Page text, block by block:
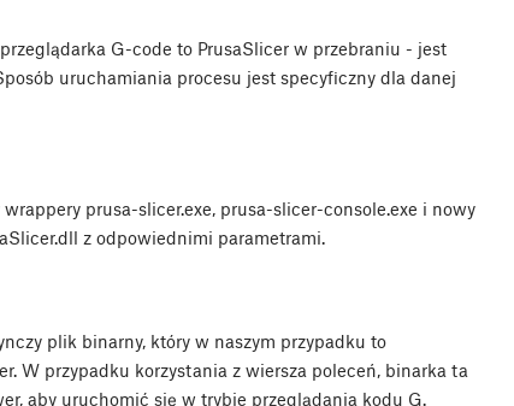
G-code to PrusaSlicer w przebraniu - jest
uruchamiania procesu jest specyficzny dla danej
prusa-slicer.exe, prusa-slicer-console.exe i nowy
z odpowiednimi parametrami.
plik binarny, który w naszym przypadku to
W przypadku korzystania z wiersza poleceń, binarka ta
aby uruchomić się w trybie przeglądania kodu G.